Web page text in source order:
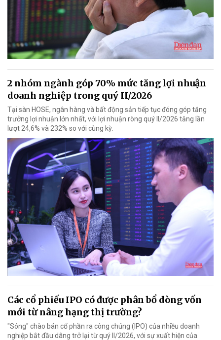
2 nhóm ngành góp 70% mức tăng lợi nhuận
doanh nghiệp trong quý II/2026
Tại sàn HOSE, ngân hàng và bất động sản tiếp tục đóng góp tăng
trưởng lợi nhuận lớn nhất, với lợi nhuận ròng quý II/2026 tăng lần
lượt 24,6% và 232% so với cùng kỳ.
Các cổ phiếu IPO có được phân bổ dòng vốn
mới từ nâng hạng thị trường?
"Sóng" chào bán cổ phần ra công chúng (IPO) của nhiều doanh
nghiệp bắt đầu dâng trở lại từ quý II/2026, với sự xuất hiện của